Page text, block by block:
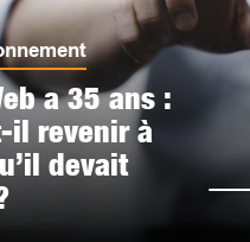
a 35 ans :
il revenir à
devait